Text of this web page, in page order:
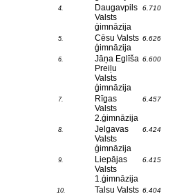
4.
Daugavpils
Valsts
ģimnāzija
6.710
5.
Cēsu Valsts
ģimnāzija
6.626
6.
Jāņa Eglīša
Preiļu
Valsts
ģimnāzija
6.600
7.
Rīgas
Valsts
2.ģimnāzija
6.457
8.
Jelgavas
Valsts
ģimnāzija
6.424
9.
Liepājas
Valsts
1.ģimnāzija
6.415
10.
Talsu Valsts 6.404